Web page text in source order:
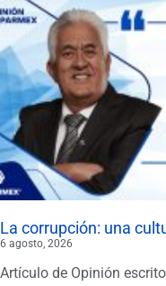
La corrupción: una
6 agosto, 2026
Artículo de Opinión